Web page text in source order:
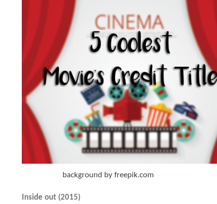
background by freepik.com
Inside out (2015)